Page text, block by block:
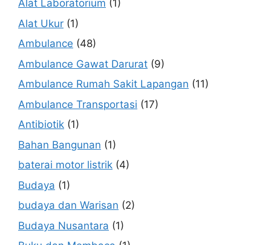
Alat Laboratorium (1)
Alat Ukur (1)
Ambulance (48)
Ambulance Gawat Darurat (9)
Ambulance Rumah Sakit Lapangan (11)
Ambulance Transportasi (17)
Antibiotik (1)
Bahan Bangunan (1)
baterai motor listrik (4)
Budaya (1)
budaya dan Warisan (2)
Budaya Nusantara (1)